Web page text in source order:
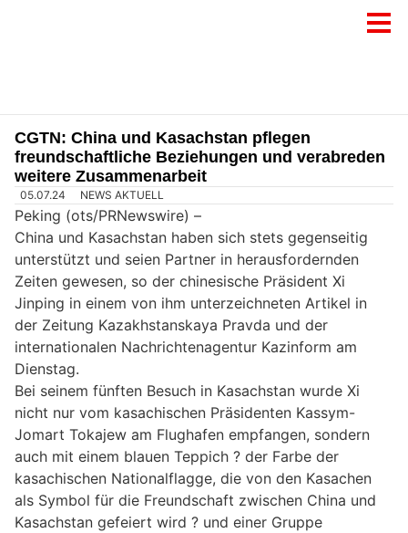
CGTN: China und Kasachstan pflegen
freundschaftliche Beziehungen und verabreden
weitere Zusammenarbeit
05.07.24 NEWS AKTUELL
Peking (ots/PRNewswire) –
China und Kasachstan haben sich stets gegenseitig
unterstützt und seien Partner in herausfordernden
Zeiten gewesen, so der chinesische Präsident Xi
Jinping in einem von ihm unterzeichneten Artikel in
der Zeitung Kazakhstanskaya Pravda und der
internationalen Nachrichtenagentur Kazinform am
Dienstag.
Bei seinem fünften Besuch in Kasachstan wurde Xi
nicht nur vom kasachischen Präsidenten Kassym-
Jomart Tokajew am Flughafen empfangen, sondern
auch mit einem blauen Teppich ? der Farbe der
kasachischen Nationalflagge, die von den Kasachen
als Symbol für die Freundschaft zwischen China und
Kasachstan gefeiert wird ? und einer Gruppe